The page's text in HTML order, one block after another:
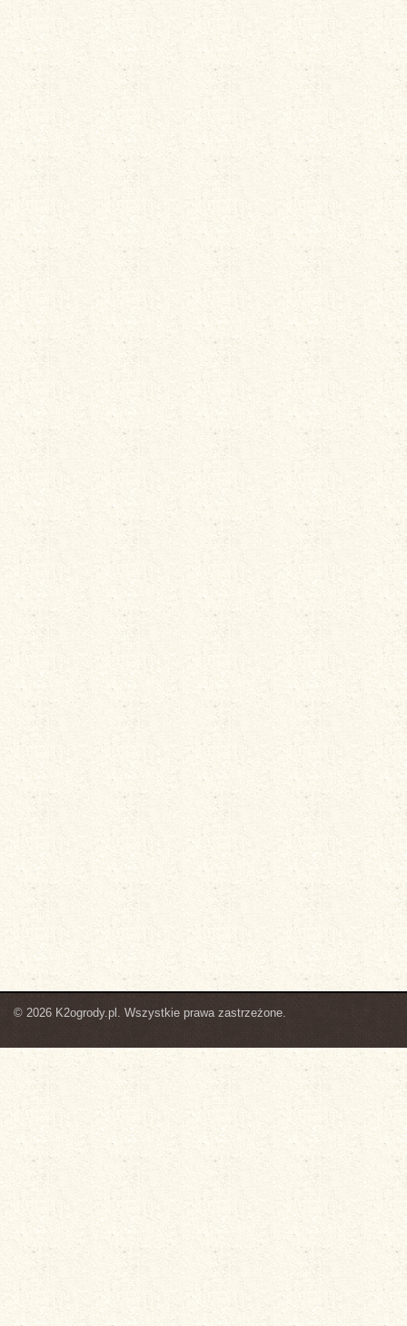
© 2026 K2ogrody.pl. Wszystkie prawa zastrzeżone.